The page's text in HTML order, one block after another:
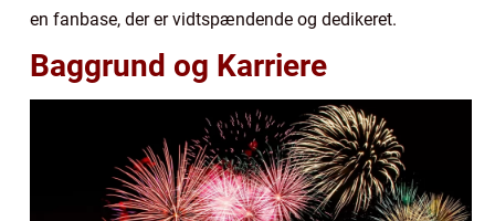
en fanbase, der er vidtspændende og dedikeret.
Baggrund og Karriere